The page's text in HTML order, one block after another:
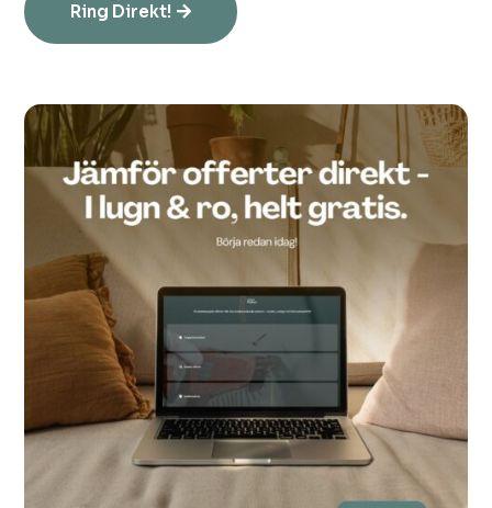
Ring Direkt!